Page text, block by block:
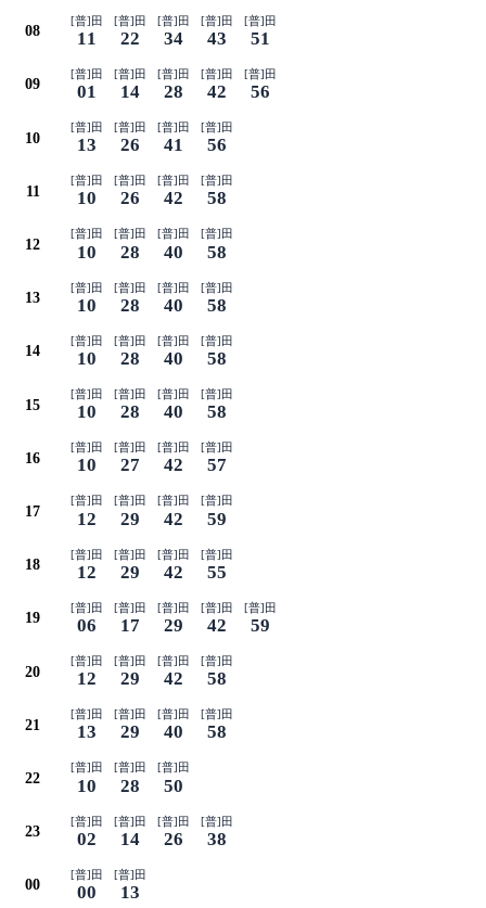
08
[普]田
11
[普]田
22
[普]田
34
[普]田
43
[普]田
51
09
[普]田
01
[普]田
14
[普]田
28
[普]田
42
[普]田
56
10
[普]田
13
[普]田
26
[普]田
41
[普]田
56
11
[普]田
10
[普]田
26
[普]田
42
[普]田
58
12
[普]田
10
[普]田
28
[普]田
40
[普]田
58
13
[普]田
10
[普]田
28
[普]田
40
[普]田
58
14
[普]田
10
[普]田
28
[普]田
40
[普]田
58
15
[普]田
10
[普]田
28
[普]田
40
[普]田
58
16
[普]田
10
[普]田
27
[普]田
42
[普]田
57
17
[普]田
12
[普]田
29
[普]田
42
[普]田
59
18
[普]田
12
[普]田
29
[普]田
42
[普]田
55
19
[普]田
06
[普]田
17
[普]田
29
[普]田
42
[普]田
59
20
[普]田
12
[普]田
29
[普]田
42
[普]田
58
21
[普]田
13
[普]田
29
[普]田
40
[普]田
58
22
[普]田
10
[普]田
28
[普]田
50
23
[普]田
02
[普]田
14
[普]田
26
[普]田
38
00
[普]田
00
[普]田
13